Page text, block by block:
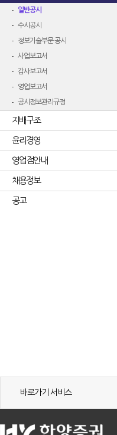
일반공시
수시공시
정보기술부문 공시
사업보고서
감사보고서
영업보고서
공시정보관리규정
지배구조
윤리경영
영업점안내
채용정보
공고
바로가기 서비스